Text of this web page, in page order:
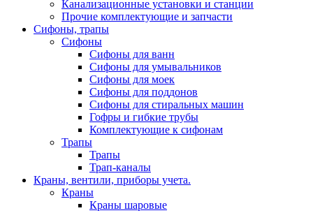
Канализационные установки и станции
Прочие комплектующие и запчасти
Сифоны, трапы
Сифоны
Сифоны для ванн
Сифоны для умывальников
Сифоны для моек
Сифоны для поддонов
Сифоны для стиральных машин
Гофры и гибкие трубы
Комплектующие к сифонам
Трапы
Трапы
Трап-каналы
Краны, вентили, приборы учета.
Краны
Краны шаровые